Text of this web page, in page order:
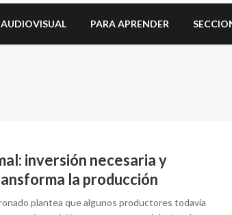
AUDIOVISUAL PARA APRENDER
inversión necesaria y
la producción
plantea que algunos productores todavía